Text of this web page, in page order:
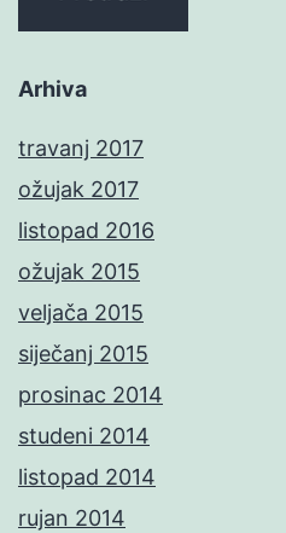
Arhiva
travanj 2017
ožujak 2017
listopad 2016
ožujak 2015
veljača 2015
siječanj 2015
prosinac 2014
studeni 2014
listopad 2014
rujan 2014